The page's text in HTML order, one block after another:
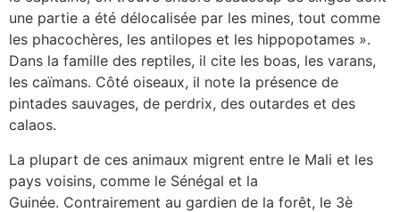
une partie a été délocalisée par les mines, tout comme
les phacochères, les antilopes et les hippopotames ».
Dans la famille des reptiles, il cite les boas, les varans,
les caïmans. Côté oiseaux, il note la présence de
pintades sauvages, de perdrix, des outardes et des
calaos.
La plupart de ces animaux migrent entre le Mali et les
pays voisins, comme le Sénégal et la
Guinée. Contrairement au gardien de la forêt, le 3è